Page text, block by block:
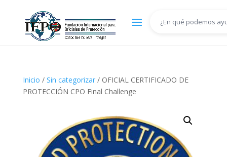
Inicio / Sin categorizar/ OFICIAL CERTIFICADO DE
PROTECCIÓN CPO Final Challenge